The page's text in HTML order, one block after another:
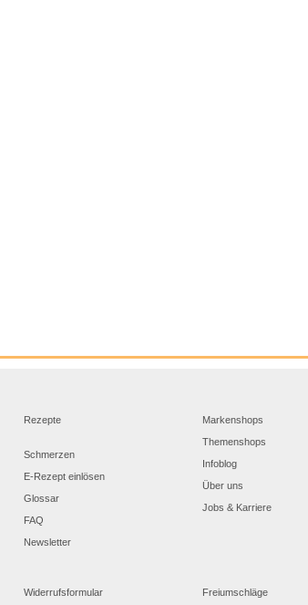
Rezepte
Schmerzen
E-Rezept einlösen
Glossar
FAQ
Newsletter
Markenshops
Themenshops
Infoblog
Über uns
Jobs & Karriere
Widerrufsformular Freiumschläge